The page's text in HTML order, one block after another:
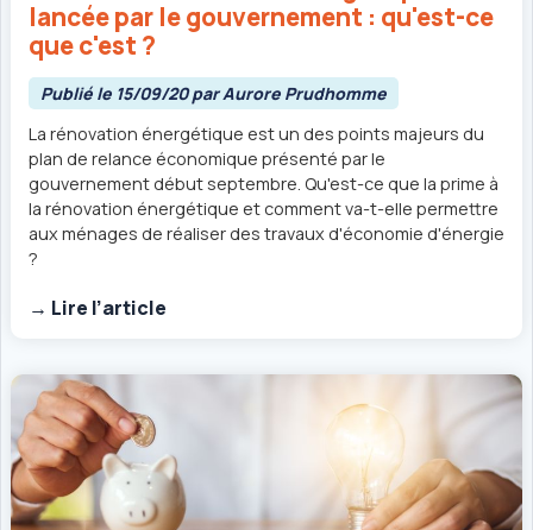
lancée par le gouvernement : qu'est-ce
que c'est ?
Publié le 15/09/20 par Aurore Prudhomme
La rénovation énergétique est un des points majeurs du
plan de relance économique présenté par le
gouvernement début septembre. Qu'est-ce que la prime à
la rénovation énergétique et comment va-t-elle permettre
aux ménages de réaliser des travaux d'économie d'énergie
?
→ Lire l’article